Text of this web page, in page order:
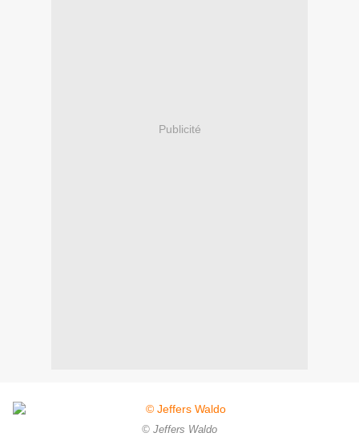
Publicité
© Jeffers Waldo